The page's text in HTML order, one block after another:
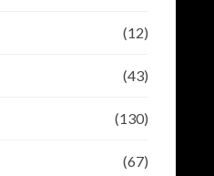
(12)
(43)
(130)
(67)